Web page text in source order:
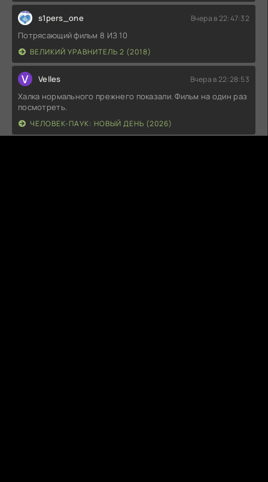
s1pers_one Вчера в 22:47:32
Потрясающий фильм 8 ИЗ 10
ВЕЛИКИЙ УРАВНИТЕЛЬ 2 (2018)
V Velles Вчера в 22:28:53
Халка нормального прежнего показали. Фильм на один раз
посмотреть.
ЧЕЛОВЕК-ПАУК: НОВЫЙ ДЕНЬ (2026)